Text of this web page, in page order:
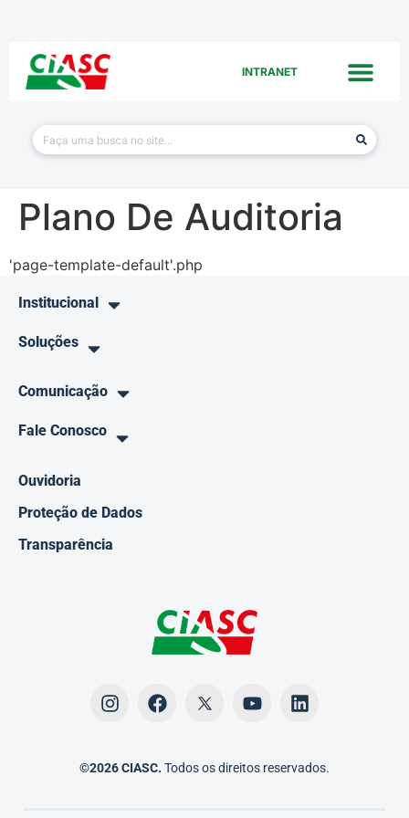
INTRANET
Plano De Auditoria
'page-template-default'.php
Institucional
Soluções
Comunicação
Fale Conosco
Ouvidoria
Proteção de Dados
Transparência
©2026 CIASC. Todos os direitos reservados.